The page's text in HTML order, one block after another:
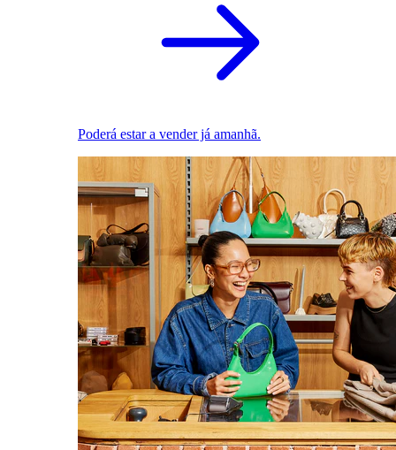
Poderá estar a vender já amanhã.